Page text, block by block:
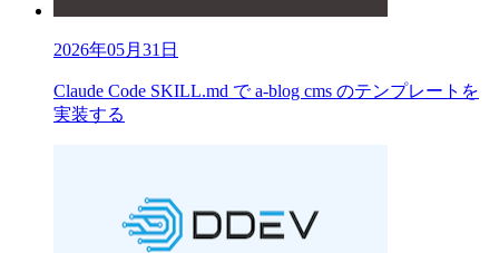
2026年05月31日
Claude Code SKILL.md で a-blog cms のテンプレートを
実装する